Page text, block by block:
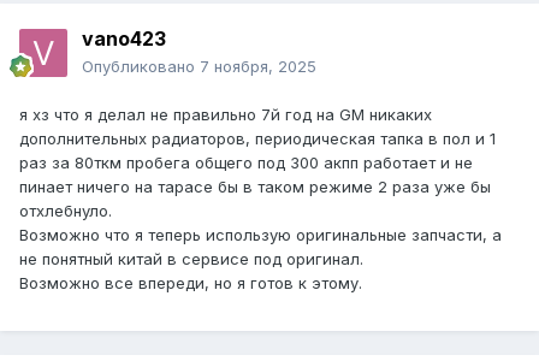
vano423
Опубликовано 7 ноября, 2025
я хз что я делал не правильно 7й год на GM никаких
дополнительных радиаторов, периодическая тапка в пол и 1
раз за 80ткм пробега общего под 300 акпп работает и не
пинает ничего на тарасе бы в таком режиме 2 раза уже бы
отхлебнуло.
Возможно что я теперь использую оригинальные запчасти, а
не понятный китай в сервисе под оригинал.
Возможно все впереди, но я готов к этому.